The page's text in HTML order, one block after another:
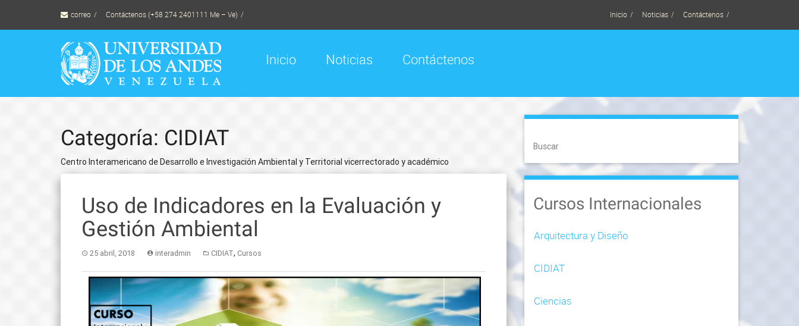
content
correo Contáctenos (+58 274 2401111 Me – Ve) Inicio Noticias Contáctenos
Inicio Noticias Contáctenos
Categoría: CIDIAT
Centro Interamericano de Desarrollo e Investigación Ambiental y Territorial vicerrectorado y académico
Uso de Indicadores en la Evaluación y
Gestión Ambiental
25 abril, 2018 interadmin CIDIAT, Cursos
Buscar
Cursos Internacionales
Arquitectura y Diseño
CIDIAT
Ciencias